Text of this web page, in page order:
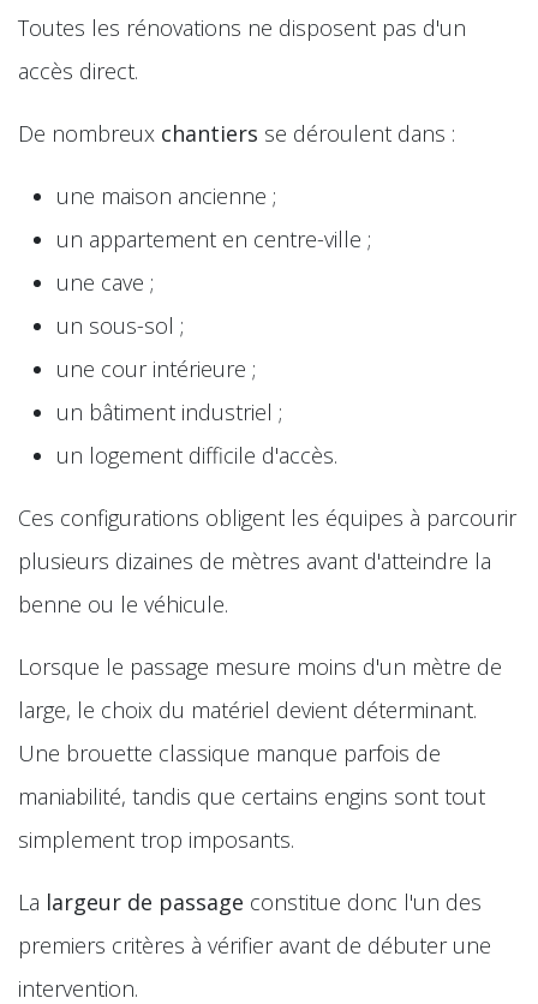
Toutes les rénovations ne disposent pas d'un
accès direct.
De nombreux chantiers se déroulent dans :
une maison ancienne ;
un appartement en centre-ville ;
une cave ;
un sous-sol ;
une cour intérieure ;
un bâtiment industriel ;
un logement difficile d'accès.
Ces configurations obligent les équipes à parcourir
plusieurs dizaines de mètres avant d'atteindre la
benne ou le véhicule.
Lorsque le passage mesure moins d'un mètre de
large, le choix du matériel devient déterminant.
Une brouette classique manque parfois de
maniabilité, tandis que certains engins sont tout
simplement trop imposants.
La largeur de passage constitue donc l'un des
premiers critères à vérifier avant de débuter une
intervention.